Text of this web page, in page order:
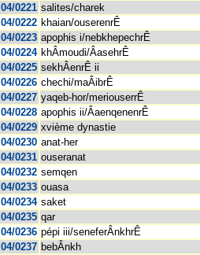
04/0221 salites/charek
04/0222 khaian/ouserenrÊ
04/0223 apophis i/nebkhepechrÊ
04/0224 khÂmoudi/ÂasehrÊ
04/0225 sekhÂenrÊ ii
04/0226 chechi/maÂibrÊ
04/0227 yaqeb-hor/meriouserrÊ
04/0228 apophis ii/ÂaenqenenrÊ
04/0229 xvième dynastie
04/0230 anat-her
04/0231 ouseranat
04/0232 semqen
04/0233 ouasa
04/0234 saket
04/0235 qar
04/0236 pépi iii/seneferÂnkhrÊ
04/0237 bebÂnkh